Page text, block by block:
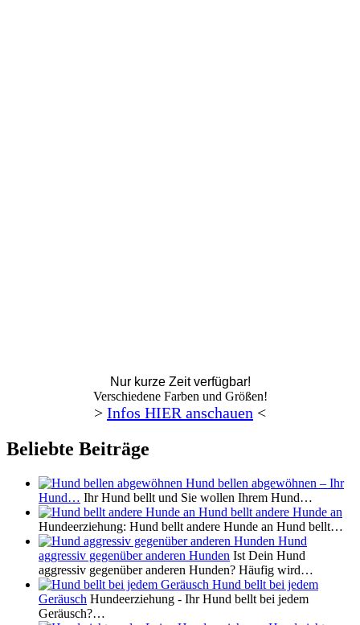
Nur kurze Zeit verfügbar!
Verschiedene Farben und Größen!
> Infos HIER anschauen <
Beliebte Beiträge
Hund bellen abgewöhnen – Ihr
Hund… Ihr Hund bellt und Sie wollen Ihrem Hund…
Hund bellt andere Hunde an
Hundeerziehung: Hund bellt andere Hunde an Hund bellt…
Hund
aggressiv gegenüber anderen Hunden Ist Dein Hund
aggressiv gegenüber anderen Hunden? Häufig wird…
Hund bellt bei jedem
Geräusch Hundeerziehung - Ihr Hund bellt bei jedem
Geräusch?…